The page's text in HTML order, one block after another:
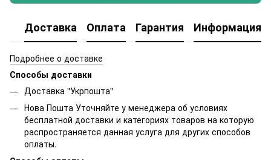
Доставка Оплата Гарантия Информация
Подробнее о доставке
Способы доставки
Доставка "Укрпошта"
Нова Пошта Уточняйте у менеджера об условиях
бесплатной доставки и категориях товаров на которую
распространяется данная услуга для других способов
оплаты.